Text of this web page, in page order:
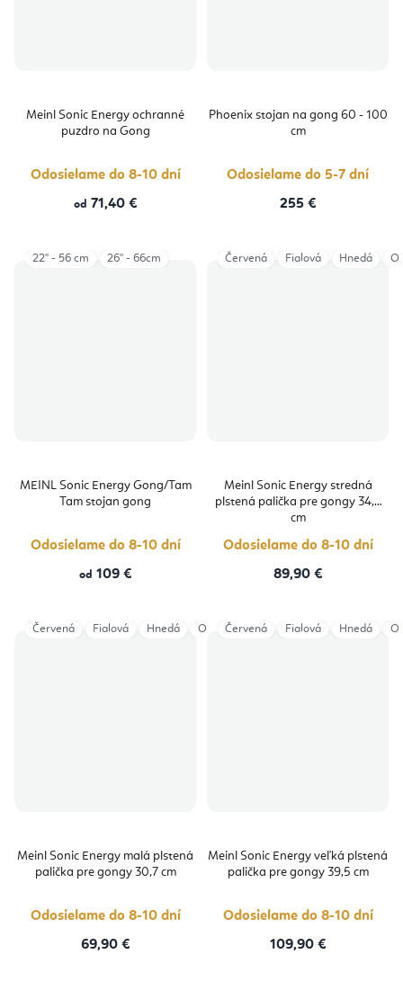
Meinl Sonic Energy ochranné
puzdro na Gong
Odosielame do 8-10 dní
od 71,40 €
Phoenix stojan na gong 60 - 100
cm
Odosielame do 5-7 dní
255 €
MEINL Sonic Energy Gong/Tam
Tam stojan gong
Odosielame do 8-10 dní
od 109 €
22" - 56 cm 26'' - 66cm
Meinl Sonic Energy stredná
plstená palička pre gongy 34,5
cm
Odosielame do 8-10 dní
89,90 €
Červená Fialová Hnedá
Meinl Sonic Energy malá plstená
palička pre gongy 30,7 cm
Odosielame do 8-10 dní
69,90 €
Červená Fialová Hnedá Oranžová Petrolejová Zelená
Meinl Sonic Energy veľká plstená
palička pre gongy 39,5 cm
Odosielame do 8-10 dní
109,90 €
Červená Fialová Hnedá